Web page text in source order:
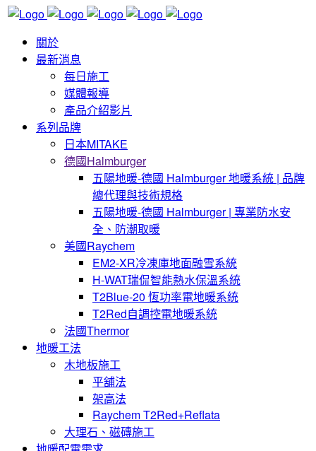
關於
最新消息
每日施工
媒體報導
產品介紹影片
系列品牌
日本MITAKE
德國Halmburger
五陽地暖-德國 Halmburger 地暖系統 | 品牌
總代理與技術規格
五陽地暖-德國 Halmburger | 專業防水安
全、防潮取暖
美國Raychem
EM2-XR冷凍庫地面融雪系統
H-WAT瑞侃智能熱水保溫系統
T2Blue-20 恆功率電地暖系統
T2Red自調控電地暖系統
法國Thermor
地暖工法
木地板施工
平舖法
架高法
Raychem T2Red+Reflata
大理石、磁磚施工